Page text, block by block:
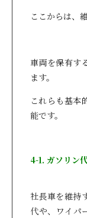
ここからは、
車両を保有す
ます。
これらも基本
能です。
4-1. ガソリン
社長車を維持
代や、ワイパ